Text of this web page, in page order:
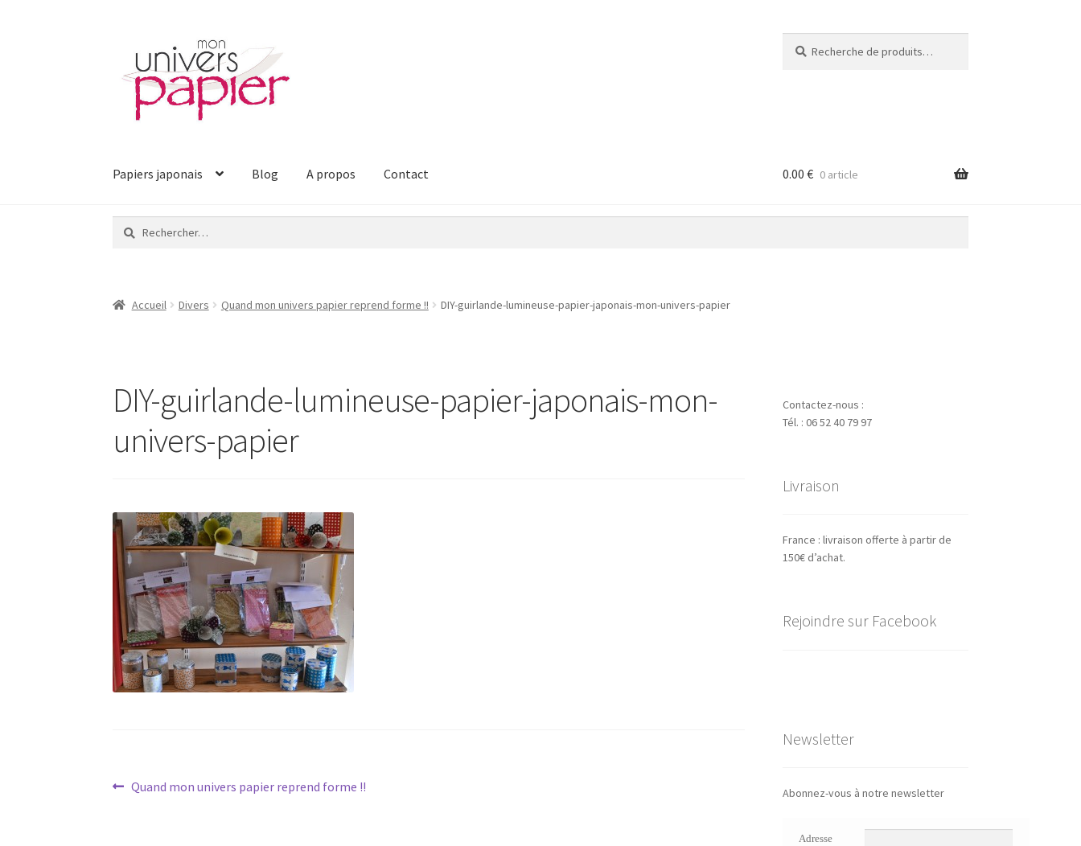
la
navigation
contenu
pour :
Papiers japonais Blog A propos Contact 0.00 € 0 article
Rechercher :
Accueil Divers Quand mon univers papier reprend forme !! DIY-guirlande-lumineuse-papier-japonais-mon-univers-papier
DIY-guirlande-lumineuse-papier-japonais-mon-
univers-papier
Navigation
Article
Quand mon univers papier reprend forme !!
Contactez-nous :
Tél. : 06 52 40 79 97
Livraison
France : livraison offerte à partir de
150€ d’achat.
Rejoindre sur Facebook
Newsletter
Abonnez-vous à notre newsletter
Adresse